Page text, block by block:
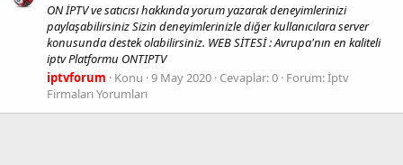
ON İPTV ve satıcısı hakkında yorum yazarak deneyimlerinizi
paylaşabilirsiniz Sizin deneyimlerinizle diğer kullanıcılara server
konusunda destek olabilirsiniz. WEB SİTESİ : Avrupa'nın en kaliteli
iptv Platformu ONTIPTV
iptvforum
Konu 9 May 2020 Cevaplar: 0 Forum:İptv
Firmaları Yorumları